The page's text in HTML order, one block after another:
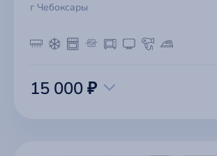
г Чебоксары
15 000 ₽